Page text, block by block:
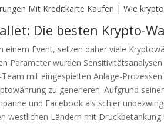
Mit Kreditkarte Kaufen | Wie
Die besten Krypto-
einem Event, setzen daher viele
Parameter wurden
mit eingespielten Anlage-
zu generieren. Aufgrund
und Facebook als schier
westlichen Ländern mit